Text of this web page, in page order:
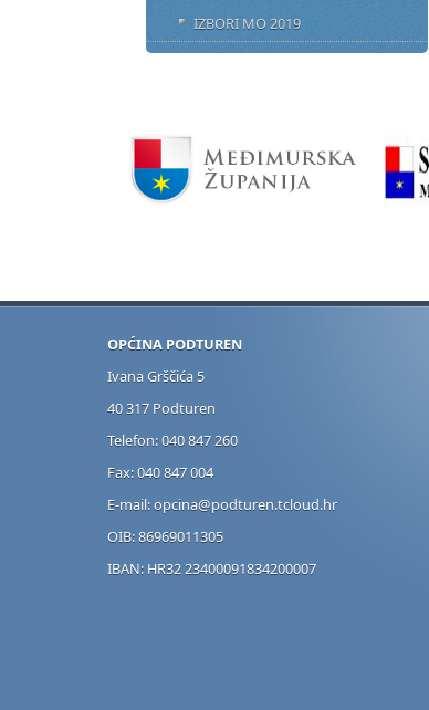
IZBORI MO 2019
OPĆINA PODTUREN
Ivana Grščića 5
40 317 Podturen
Telefon: 040 847 260
Fax: 040 847 004
E-mail: opcina@podturen.tcloud.hr
OIB: 86969011305
IBAN: HR32 23400091834200007